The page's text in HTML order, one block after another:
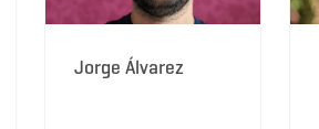
Jorge Álvarez